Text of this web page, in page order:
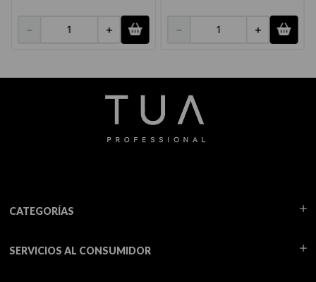
＋
－ ＋
－
CATEGORÍAS
SERVICIOS AL CONSUMIDOR